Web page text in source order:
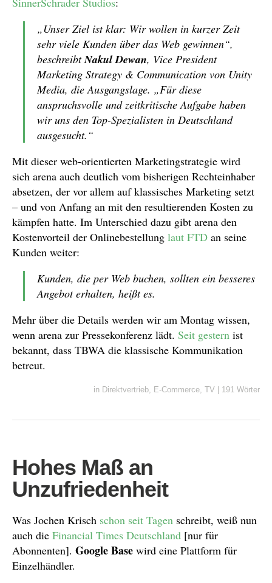
„Unser Ziel ist klar: Wir wollen in kurzer Zeit
sehr viele Kunden über das Web gewinnen“,
beschreibtNakul Dewan, Vice President
Marketing Strategy & Communication von Unity
Media, die Ausgangslage. „Für diese
anspruchsvolle und zeitkritische Aufgabe haben
wir uns den Top-Spezialisten in Deutschland
ausgesucht.“
Mit dieser web-orientierten Marketingstrategie wird
sich arena auch deutlich vom bisherigen Rechteinhaber
absetzen, der vor allem auf klassisches Marketing setzt
– und von Anfang an mit den resultierenden Kosten zu
kämpfen hatte. Im Unterschied dazu gibt arena den
Kostenvorteil der Onlinebestellung laut FTD an seine
Kunden weiter:
Kunden, die per Web buchen, sollten ein besseres
Angebot erhalten, heißt es.
Mehr über die Details werden wir am Montag wissen,
wenn arena zur Pressekonferenz lädt. Seit gestern ist
bekannt, dass TBWA die klassische Kommunikation
betreut.
in Direktvertrieb E-Commerce TV | 191 Wörter
Hohes Maß an
Unzufriedenheit
Was Jochen Krisch schon seit Tagen schreibt, weiß nun
auch die Financial Times Deutschland [nur für
Abonnenten]. Google Base wird eine Plattform für
Einzelhändler.